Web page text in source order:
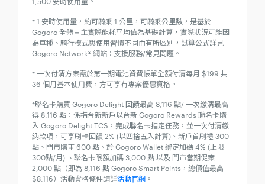
* 1 安時使用量，約可騎乘 1 公里，可騎乘公里數，是基於
Gogoro 全體車主實際能耗平均值為基礎計算，實際狀況可能因
為車種、騎行模式與使用習慣不同而有所區別，試算公式詳見
Gogoro Network® 網站：支援服務/常見問題。
* 一次付清方案需於第一期電池資費帳單全額付清每月 $199 共
36 個月基本使用費，方可享有專案優惠資格。
*聯名卡購買 Gogoro Delight 回饋最高 8,116 點/ 一次繳清最高
得 8,116 點：係指台新新戶以台新 Gogoro Rewards 聯名卡購
入 Gogoro Delight TCS，完成聯名卡指定任務，並一次付清繳
納款項，可享刷卡回饋 2% (以四捨五入計算)、新戶首刷禮 300
點、門市購車 600 點、於 Gogoro Wallet 綁定加碼 4% (上限
300點/月) 、聯名卡限額加碼 3,000 點 以及 門市當期促案
2,000 點（即為 8,116 點 Gogoro Smart Points，總價值最高
$8,116）活動資格條件請詳活動官網 。